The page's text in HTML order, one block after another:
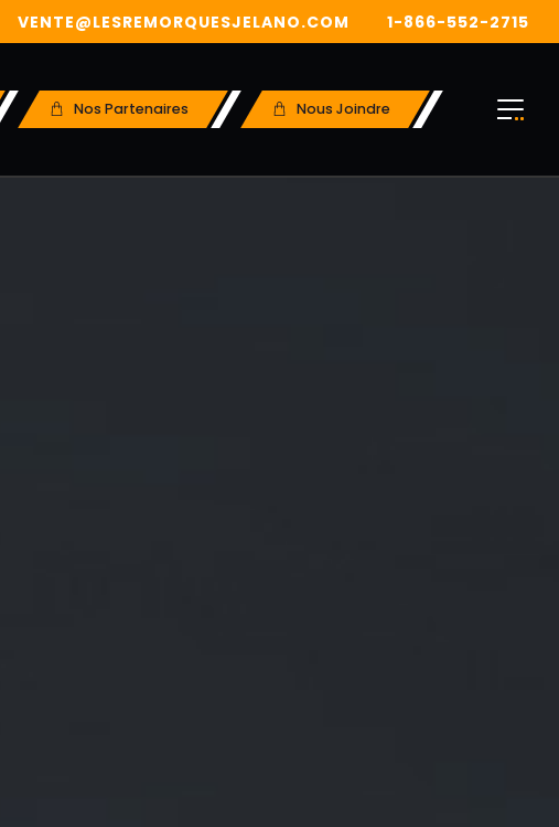
VENTE@LESREMORQUESJELANO.COM 1-866-552-2715
Nos Partenaires Nous Joindre